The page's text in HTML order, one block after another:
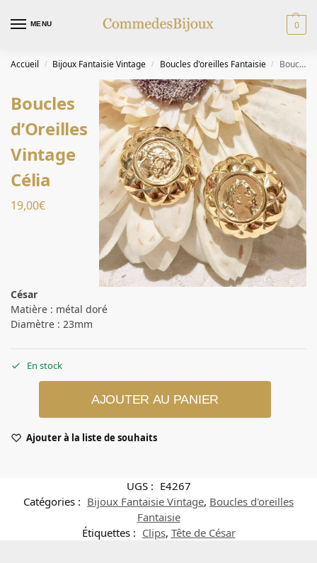
MENU 0
Accueil / Bijoux Fantaisie Vintage / Boucles d'oreilles Fantaisie / Boucles d’Oreilles Vintage Célia
Boucles
d’Oreilles
Vintage
Célia
19,00€
César
Matière : métal doré
Diamètre : 23mm
En stock
AJOUTER AU PANIER
Ajouter à la liste de souhaits
UGS : E4267
Catégories : Bijoux Fantaisie Vintage, Boucles d'oreilles
Fantaisie
Étiquettes : Clips, Tête de César